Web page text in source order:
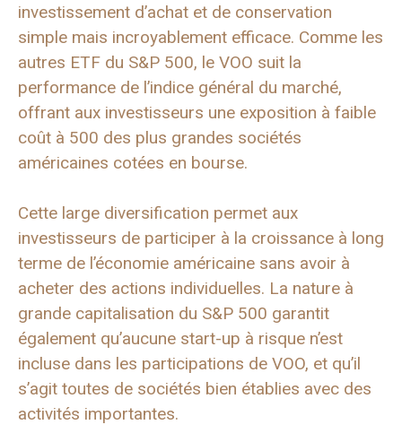
investissement d’achat et de conservation
simple mais incroyablement efficace. Comme les
autres ETF du S&P 500, le VOO suit la
performance de l’indice général du marché,
offrant aux investisseurs une exposition à faible
coût à 500 des plus grandes sociétés
américaines cotées en bourse.
Cette large diversification permet aux
investisseurs de participer à la croissance à long
terme de l’économie américaine sans avoir à
acheter des actions individuelles. La nature à
grande capitalisation du S&P 500 garantit
également qu’aucune start-up à risque n’est
incluse dans les participations de VOO, et qu’il
s’agit toutes de sociétés bien établies avec des
activités importantes.